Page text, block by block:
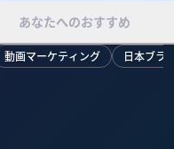
あなたへのおすすめ
動画マーケティング 日本ブラ